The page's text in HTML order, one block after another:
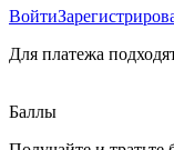
Войти
Для платежа
Баллы